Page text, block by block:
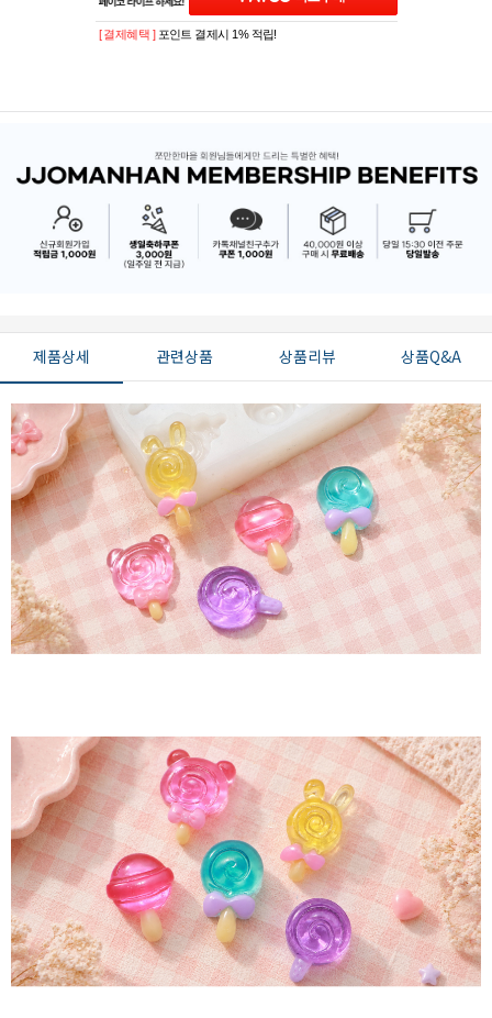
페이코 ID로 페
PAYCO 바로구매
[ 결제혜택 ] 포인트 결제시 1% 적립!
제품상세 관련상품 상품리뷰 상품Q&A